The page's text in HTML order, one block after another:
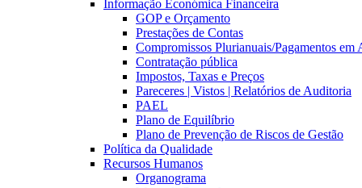
Informação Económica Financeira
GOP e Orçamento
Prestações de Contas
Compromissos Plurianuais/Pagamentos em
Contratação pública
Impostos, Taxas e Preços
Pareceres | Vistos | Relatórios de Auditoria
PAEL
Plano de Equilíbrio
Plano de Prevenção de Riscos de Gestão
Política da Qualidade
Recursos Humanos
Organograma